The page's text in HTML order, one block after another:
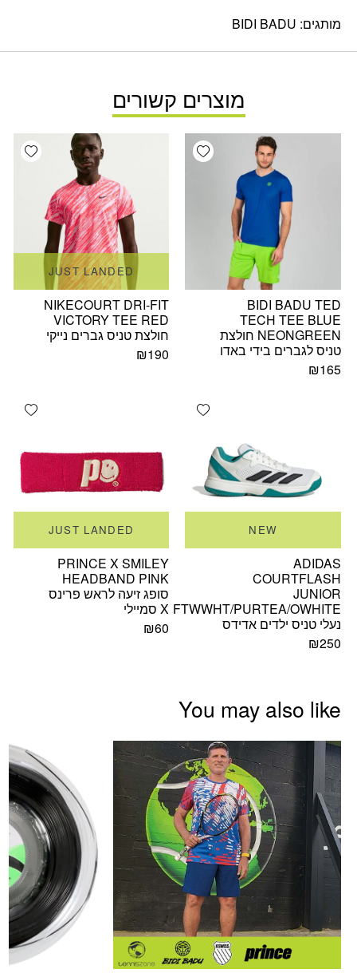
מותגים: BIDI BADU
מוצרים קשורים
Add wishlist
BIDI BADU TED
TECH TEE BLUE
NEONGREEN חולצת
טניס לגברים בידי באדו
₪165
JUST LANDED
NIKECOURT DRI-FIT
VICTORY TEE RED
חולצת טניס גברים נייקי
₪190
Add wishlist
NEW
ADIDAS
COURTFLASH
JUNIOR
FTWWHT/PURTEA/OWHITE
נעלי טניס ילדים אדידס
₪250
JUST LANDED
PRINCE X SMILEY
HEADBAND PINK
סופג זיעה לראש פרינס
X סמיילי
₪60
You may also like